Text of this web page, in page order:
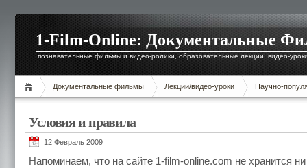
1-Film-Online: Документальные
познавательные фильмы и видео-ролики, образовательные лекции, видео-
Документальные фильмы Лекции/видео-уроки Научно-
Условия и правила
12 Февраль 2009
Напоминаем, что на сайте 1-film-online.com не хранится ни